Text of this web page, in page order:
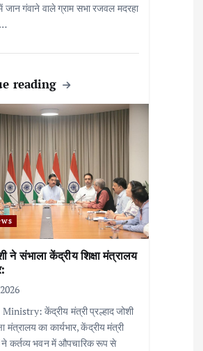
गंवाने वाले ग्राम सभा रजवल मदरहा
reading
ने संभाला केंद्रीय शिक्षा मंत्रालय
केंद्रीय मंत्री प्रल्हाद जोशी
मंत्रालय का कार्यभार, केंद्रीय मंत्री
ने कर्तव्य भवन में औपचारिक रूप से